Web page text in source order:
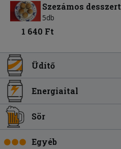
Szezámos desszert
5db
1 640 Ft
Üdítő
Energiaital
Sör
Egyéb